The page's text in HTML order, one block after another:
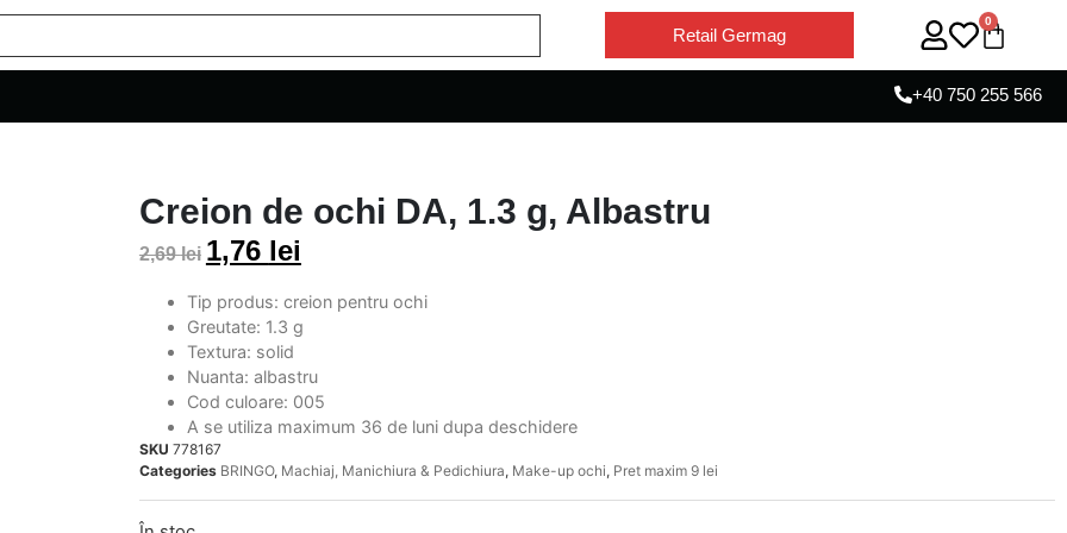
Retail Germag
0
+40 750 255 566
Creion de ochi DA, 1.3 g, Albastru
2,69lei 1,76 lei
Tip produs: creion pentru ochi
Greutate: 1.3 g
Textura: solid
Nuanta: albastru
Cod culoare: 005
A se utiliza maximum 36 de luni dupa deschidere
SKU 778167
Categories BRINGO, Machiaj, Manichiura & Pedichiura, Make-up ochi, Pret maxim 9 lei